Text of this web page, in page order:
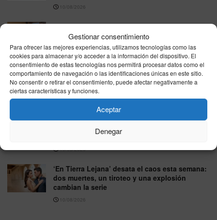
Gestionar consentimiento
Para ofrecer las mejores experiencias, utilizamos tecnologías como las
cookies para almacenar y/o acceder a la información del dispositivo. El
consentimiento de estas tecnologías nos permitirá procesar datos como el
comportamiento de navegación o las identificaciones únicas en este sitio.
No consentir o retirar el consentimiento, puede afectar negativamente a
ciertas características y funciones.
Aceptar
Denegar
10/08/2026
Avances de series y TV: lo que llega esta
semana (lunes 10 de agosto de 2026)
10/08/2026
‘Pesadilla en la cocina’ prepara su regreso a
laSexta con Alberto Chicote y promete “extra
de picante”
10/08/2026
‘Sueños de libertad’ acelera sus tramas del 10
al 14 de agosto: Bianca se acerca a Fina y
llega el homenaje a Brossard
10/08/2026
‘En Tierra Lejana’ desata el caos esta semana:
dos muertes, un tiroteo y una explosión
cambian la serie
10/08/2026